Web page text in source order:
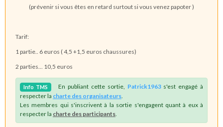
(prévenir si vous êtes en retard surtout si vous venez papoter )
Tarif:
1 partie.. 6 euros ( 4,5 +1,5 euros chaussures)
2 parties... 10,5 euros
Info TMS En publiant cette sortie, Patrick1963s'est engagé à
respecter la charte des organisateurs
Les membres qui s'inscrivent à la sortie s'engagent quant à eux à
respecter la charte des participants